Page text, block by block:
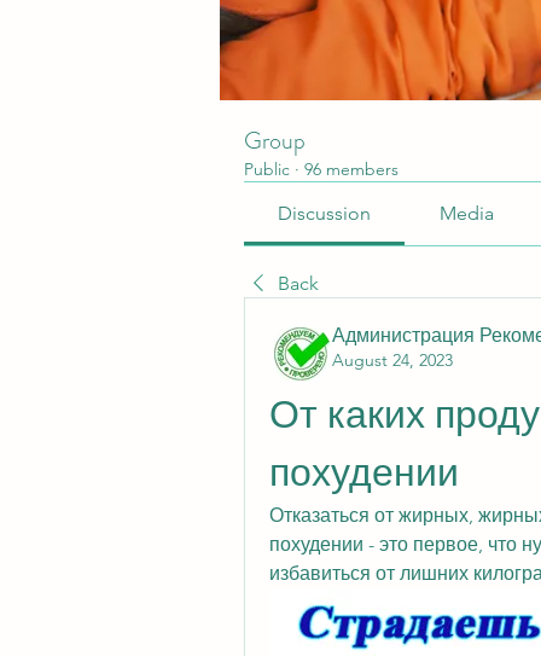
Group
Public · 96 members
Discussion Media
Back
Администрация
August 24, 2023
От каких
похудении
Отказаться от жирных,
похудении - это первое, что
избавиться от лишних